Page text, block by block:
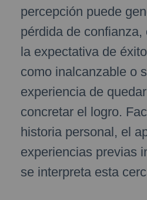
percepción puede
pérdida de
la expectativa de
como inalcanzable o
experiencia de
concretar el logro.
historia personal, el
experiencias previas
se interpreta esta